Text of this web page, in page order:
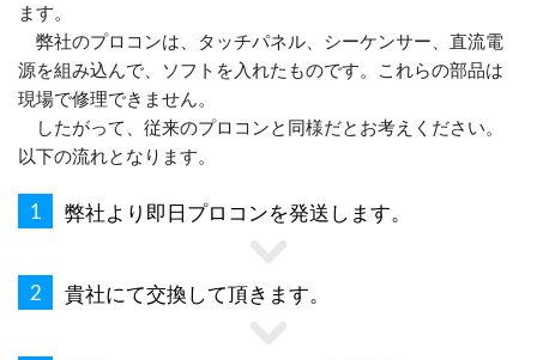
ます。
弊社のプロコンは、タッチパネル、シーケンサー、直流電
源を組み込んで、ソフトを入れたものです。これらの部品は
現場で修理できません。
したがって、従来のプロコンと同様だとお考えください。
以下の流れとなります。
1 弊社より即日プロコンを発送します。
2 貴社にて交換して頂きます。